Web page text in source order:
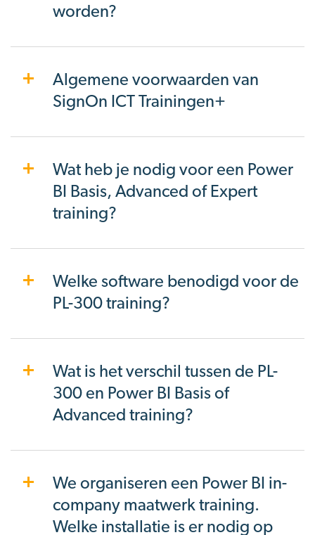
worden?
Algemene voorwaarden van
SignOn ICT Trainingen+
Wat heb je nodig voor een Power
BI Basis, Advanced of Expert
training?
Welke software benodigd voor de
PL-300 training?
Wat is het verschil tussen de PL-
300 en Power BI Basis of
Advanced training?
We organiseren een Power BI in-
company maatwerk training.
Welke installatie is er nodig op